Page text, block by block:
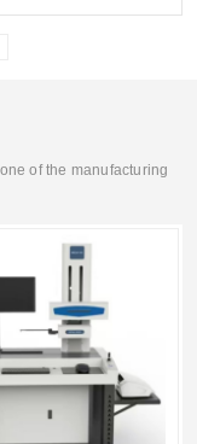
of the manufacturing